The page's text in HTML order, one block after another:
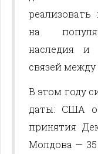
на
наследия и
связей между
В этом году
даты: США
принятия
Молдова — 35